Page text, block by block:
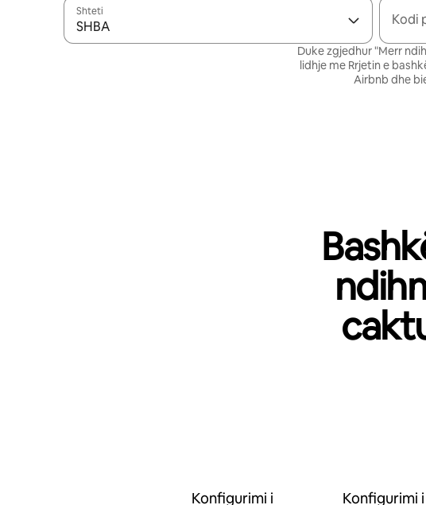
Shteti
SHBA Kodi
Duke zgjedhur "Merr
lidhje me Rrjetin e
Airbnb dhe
Konfigurimi i
Konfigurimi i